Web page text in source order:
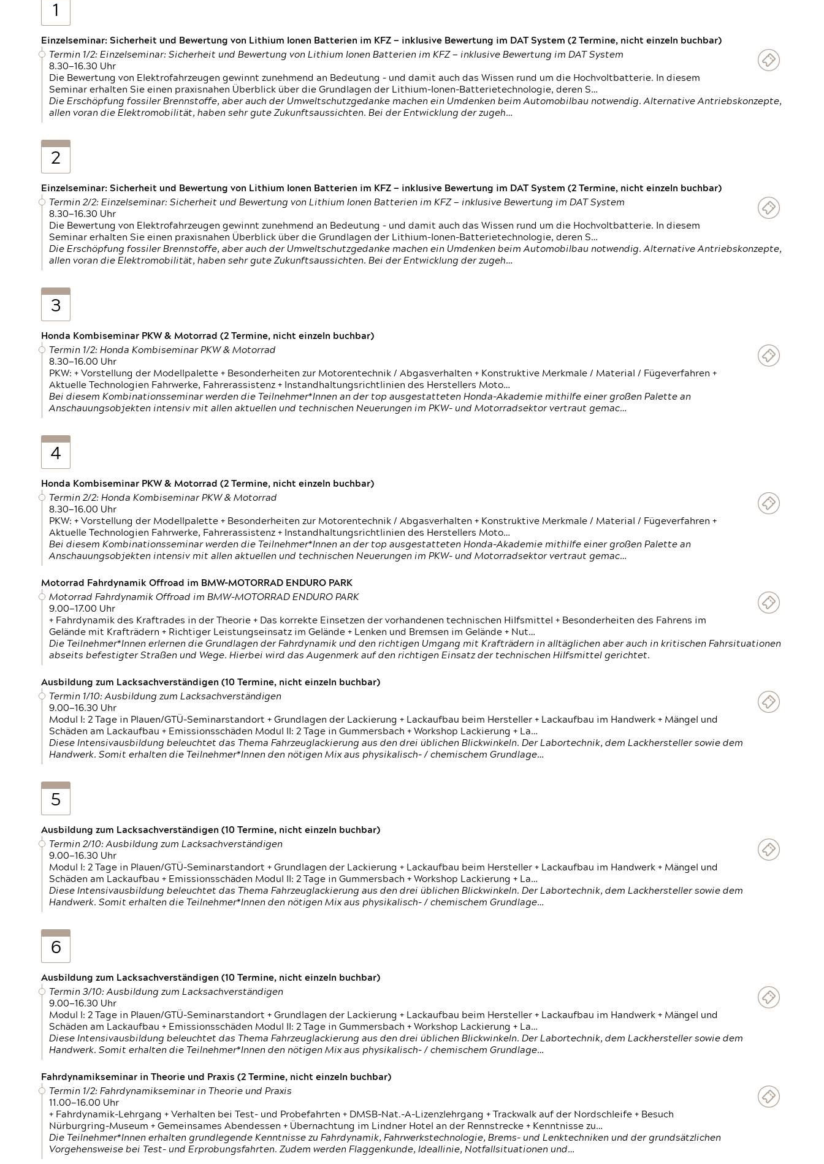
1
Einzelseminar: Sicherheit und Bewertung von Lithium Ionen Batterien im KFZ — inklusive Bewertung im DAT System (2 Termine, nicht einzeln buchbar)
Termin 1/2: Einzelseminar: Sicherheit und Bewertung von Lithium Ionen Batterien im KFZ — inklusive Bewertung im DAT System
8.30—16.30 Uhr
Die Bewertung von Elektrofahrzeugen gewinnt zunehmend an Bedeutung – und damit auch das Wissen rund um die Hochvoltbatterie. In diesem
Seminar erhalten Sie einen praxisnahen Überblick über die Grundlagen der Lithium-Ionen-Batterietechnologie, deren S…
Die Erschöpfung fossiler Brennstoffe, aber auch der Umweltschutzgedanke machen ein Umdenken beim Automobilbau notwendig. Alternative Antriebskonzepte,
allen voran die Elektromobilität, haben sehr gute Zukunftsaussichten. Bei der Entwicklung der zugeh…
2
Einzelseminar: Sicherheit und Bewertung von Lithium Ionen Batterien im KFZ — inklusive Bewertung im DAT System (2 Termine, nicht einzeln buchbar)
Termin 2/2: Einzelseminar: Sicherheit und Bewertung von Lithium Ionen Batterien im KFZ — inklusive Bewertung im DAT System
8.30—16.30 Uhr
Die Bewertung von Elektrofahrzeugen gewinnt zunehmend an Bedeutung – und damit auch das Wissen rund um die Hochvoltbatterie. In diesem
Seminar erhalten Sie einen praxisnahen Überblick über die Grundlagen der Lithium-Ionen-Batterietechnologie, deren S…
Die Erschöpfung fossiler Brennstoffe, aber auch der Umweltschutzgedanke machen ein Umdenken beim Automobilbau notwendig. Alternative Antriebskonzepte,
allen voran die Elektromobilität, haben sehr gute Zukunftsaussichten. Bei der Entwicklung der zugeh…
3
Honda Kombiseminar PKW & Motorrad (2 Termine, nicht einzeln buchbar)
Termin 1/2: Honda Kombiseminar PKW & Motorrad
8.30—16.00 Uhr
PKW: + Vorstellung der Modellpalette + Besonderheiten zur Motorentechnik / Abgasverhalten + Konstruktive Merkmale / Material / Fügeverfahren +
Aktuelle Technologien Fahrwerke, Fahrerassistenz + Instandhaltungsrichtlinien des Herstellers Moto…
Bei diesem Kombinationsseminar werden die Teilnehmer*Innen an der top ausgestatteten Honda-Akademie mithilfe einer großen Palette an
Anschauungsobjekten intensiv mit allen aktuellen und technischen Neuerungen im PKW- und Motorradsektor vertraut gemac…
4
Honda Kombiseminar PKW & Motorrad (2 Termine, nicht einzeln buchbar)
Termin 2/2: Honda Kombiseminar PKW & Motorrad
8.30—16.00 Uhr
PKW: + Vorstellung der Modellpalette + Besonderheiten zur Motorentechnik / Abgasverhalten + Konstruktive Merkmale / Material / Fügeverfahren +
Aktuelle Technologien Fahrwerke, Fahrerassistenz + Instandhaltungsrichtlinien des Herstellers Moto…
Bei diesem Kombinationsseminar werden die Teilnehmer*Innen an der top ausgestatteten Honda-Akademie mithilfe einer großen Palette an
Anschauungsobjekten intensiv mit allen aktuellen und technischen Neuerungen im PKW- und Motorradsektor vertraut gemac…
Motorrad Fahrdynamik Offroad im BMW-MOTORRAD ENDURO PARK
Motorrad Fahrdynamik Offroad im BMW-MOTORRAD ENDURO PARK
9.00—17.00 Uhr
+ Fahrdynamik des Kraftrades in der Theorie + Das korrekte Einsetzen der vorhandenen technischen Hilfsmittel + Besonderheiten des Fahrens im
Gelände mit Krafträdern + Richtiger Leistungseinsatz im Gelände + Lenken und Bremsen im Gelände + Nut…
Die Teilnehmer*Innen erlernen die Grundlagen der Fahrdynamik und den richtigen Umgang mit Krafträdern in alltäglichen aber auch in kritischen Fahrsituationen
abseits befestigter Straßen und Wege. Hierbei wird das Augenmerk auf den richtigen Einsatz der technischen Hilfsmittel gerichtet.
Ausbildung zum Lacksachverständigen (10 Termine, nicht einzeln buchbar)
Termin 1/10: Ausbildung zum Lacksachverständigen
9.00—16.30 Uhr
Modul I: 2 Tage in Plauen/GTÜ-Seminarstandort + Grundlagen der Lackierung + Lackaufbau beim Hersteller + Lackaufbau im Handwerk + Mängel und
Schäden am Lackaufbau + Emissionsschäden Modul II: 2 Tage in Gummersbach + Workshop Lackierung + La…
Diese Intensivausbildung beleuchtet das Thema Fahrzeuglackierung aus den drei üblichen Blickwinkeln. Der Labortechnik, dem Lackhersteller sowie dem
Handwerk. Somit erhalten die Teilnehmer*Innen den nötigen Mix aus physikalisch- / chemischem Grundlage…
5
Ausbildung zum Lacksachverständigen (10 Termine, nicht einzeln buchbar)
Termin 2/10: Ausbildung zum Lacksachverständigen
9.00—16.30 Uhr
Modul I: 2 Tage in Plauen/GTÜ-Seminarstandort + Grundlagen der Lackierung + Lackaufbau beim Hersteller + Lackaufbau im Handwerk + Mängel und
Schäden am Lackaufbau + Emissionsschäden Modul II: 2 Tage in Gummersbach + Workshop Lackierung + La…
Diese Intensivausbildung beleuchtet das Thema Fahrzeuglackierung aus den drei üblichen Blickwinkeln. Der Labortechnik, dem Lackhersteller sowie dem
Handwerk. Somit erhalten die Teilnehmer*Innen den nötigen Mix aus physikalisch- / chemischem Grundlage…
6
Ausbildung zum Lacksachverständigen (10 Termine, nicht einzeln buchbar)
Termin 3/10: Ausbildung zum Lacksachverständigen
9.00—16.30 Uhr
Modul I: 2 Tage in Plauen/GTÜ-Seminarstandort + Grundlagen der Lackierung + Lackaufbau beim Hersteller + Lackaufbau im Handwerk + Mängel und
Schäden am Lackaufbau + Emissionsschäden Modul II: 2 Tage in Gummersbach + Workshop Lackierung + La…
Diese Intensivausbildung beleuchtet das Thema Fahrzeuglackierung aus den drei üblichen Blickwinkeln. Der Labortechnik, dem Lackhersteller sowie dem
Handwerk. Somit erhalten die Teilnehmer*Innen den nötigen Mix aus physikalisch- / chemischem Grundlage…
Fahrdynamikseminar in Theorie und Praxis (2 Termine, nicht einzeln buchbar)
Termin 1/2: Fahrdynamikseminar in Theorie und Praxis
11.00—16.00 Uhr
+ Fahrdynamik-Lehrgang + Verhalten bei Test- und Probefahrten + DMSB-Nat.-A-Lizenzlehrgang + Trackwalk auf der Nordschleife + Besuch
Nürburgring-Museum + Gemeinsames Abendessen + Übernachtung im Lindner Hotel an der Rennstrecke + Kenntnisse zu…
Die Teilnehmer*Innen erhalten grundlegende Kenntnisse zu Fahrdynamik, Fahrwerkstechnologie, Brems- und Lenktechniken und der grundsätzlichen
Vorgehensweise bei Test- und Erprobungsfahrten. Zudem werden Flaggenkunde, Ideallinie, Notfallsituationen und…